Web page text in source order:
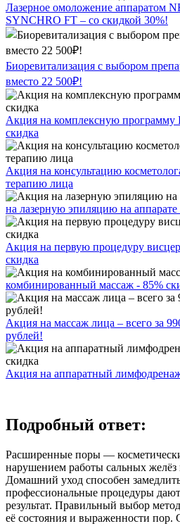
Лазерное омоложение аппаратом
SYNCHRO FT – со скидкой 30%!
Биоревитализация с выбором
вместо 22 500₽!
Акция на комплексную программу
скидка
Акция на консультацию
терапию лица
на лазерную эпиляцию на
Акция на первую процедуру
скидка
комбинированный массаж - 85%
Акция на массаж лица – всего за
рублей!
Акция на аппаратный
Подробный ответ:
Расширенные поры —
нарушением работы сальных
Домашний уход способен
профессиональные процедуры
результат. Правильный выбор
её состояния и выраженности пор.